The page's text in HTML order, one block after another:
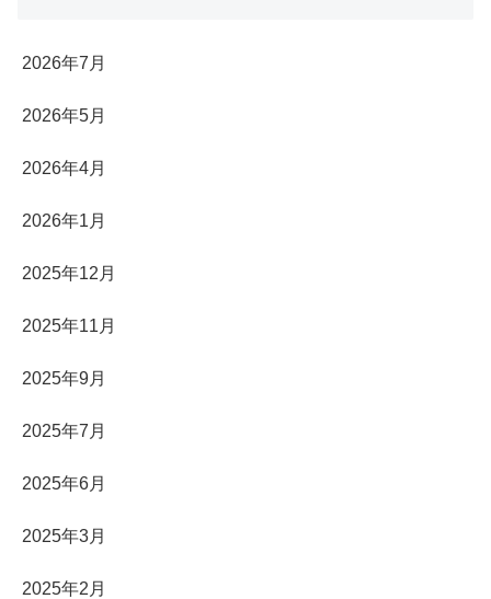
2026年7月
2026年5月
2026年4月
2026年1月
2025年12月
2025年11月
2025年9月
2025年7月
2025年6月
2025年3月
2025年2月